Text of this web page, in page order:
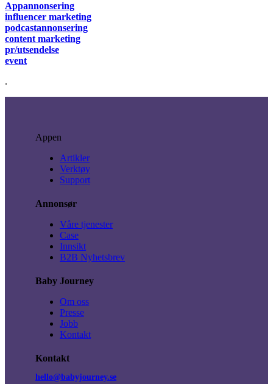
Appannonsering
influencer marketing
podcastannonsering
content marketing
pr/utsendelse
event
.
Appen
Artikler
Verktøy
Support
Annonsør
Våre tjenester
Case
Innsikt
B2B Nyhetsbrev
Baby Journey
Om oss
Presse
Jobb
Kontakt
Kontakt
hello@babyjourney.se